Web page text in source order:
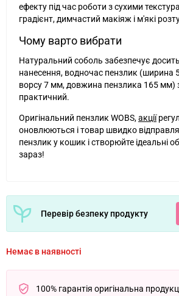
ефекту під час роботи з сухими
градієнт, димчастий макіяж і м'які
Чому варто вибрати
Натуральний соболь забезпечує
нанесення, водночас пензлик (ширина
ворсу 7 мм, довжина пензлика 165 мм)
практичний.
Оригінальний пензлик WOBS,акції
оновлюються і товар швидко
пензлик у кошик і створюйте ідеальні
зараз!
Перевір безпеку продукту
Немає в наявності
100% гарантія оригінальна